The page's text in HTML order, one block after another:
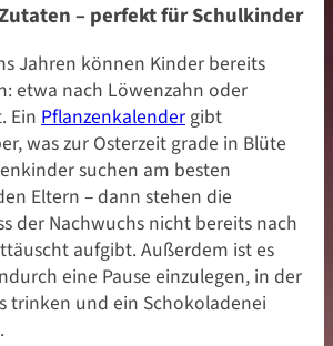
– perfekt für Schulkinder
Jahren können Kinder bereits
etwa nach Löwenzahn oder
Ein Pflanzenkalender gibt
was zur Osterzeit grade in Blüte
suchen am besten
Eltern – dann stehen die
der Nachwuchs nicht bereits nach
aufgibt. Außerdem ist es
eine Pause einzulegen, in der
trinken und ein Schokoladenei